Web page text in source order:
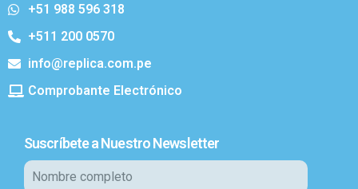
+51 988 596 318
+511 200 0570
info@replica.com.pe
Comprobante Electrónico
Suscríbete a Nuestro Newsletter